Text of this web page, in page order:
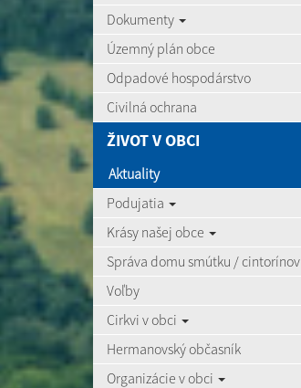
Dokumenty
Územný plán obce
Odpadové hospodárstvo
Civilná ochrana
ŽIVOT V OBCI
Aktuality
Podujatia
Krásy našej obce
Správa domu smútku / cintorínov
Voľby
Cirkvi v obci
Hermanovský občasník
Organizácie v obci